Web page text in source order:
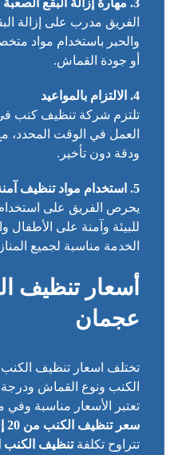
الفريق مدرب على إزالة
والحبر باستخدام مواد
أو جودة القماش.
4. الالتزام بالمواعيد
تلتزم شركة تنظيف كنب
العمل في الوقت المحدد،
ودقة دون تأخير.
5. استخدام مواد تنظيف آمنة
يحرص الفريق على
للبيئة وآمنة على الأطفال
الخدمة مناسبة لجميع
أسعار تنظيف
عجمان
تختلف اسعارتنظيف
الكنب ونوع القماش
تعتبر الأسعار مناسبة وفي
سعر تنظيف الكنب من 20 إلى للمقعد الواحد
تتراوح تكلفةتنظيف الكنب